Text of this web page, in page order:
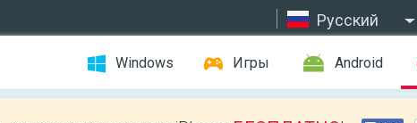
Русский
Windows Игры Android